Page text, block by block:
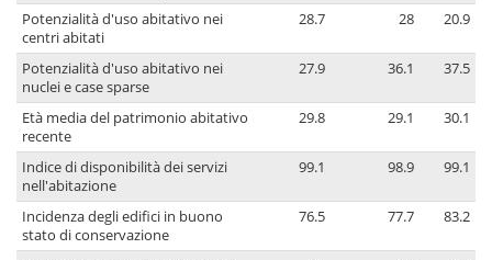
Potenzialità d'uso abitativo nei
centri abitati
28.7 28 20.9
Potenzialità d'uso abitativo nei
nuclei e case sparse
27.9 36.1 37.5
Età media del patrimonio abitativo
recente
29.8 29.1 30.1
Indice di disponibilità dei servizi
nell'abitazione
99.1 98.9 99.1
Incidenza degli edifici in buono
stato di conservazione
76.5 77.7 83.2